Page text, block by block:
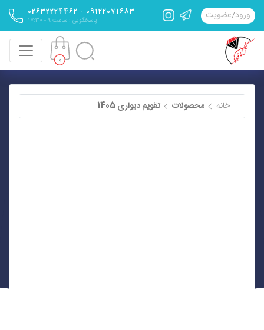
ورود/عضویت 09122071683 - 02632224462
پاسخگویی : ساعت 9 - 17:30
0
خانه محصولات تقویم دیواری 1405